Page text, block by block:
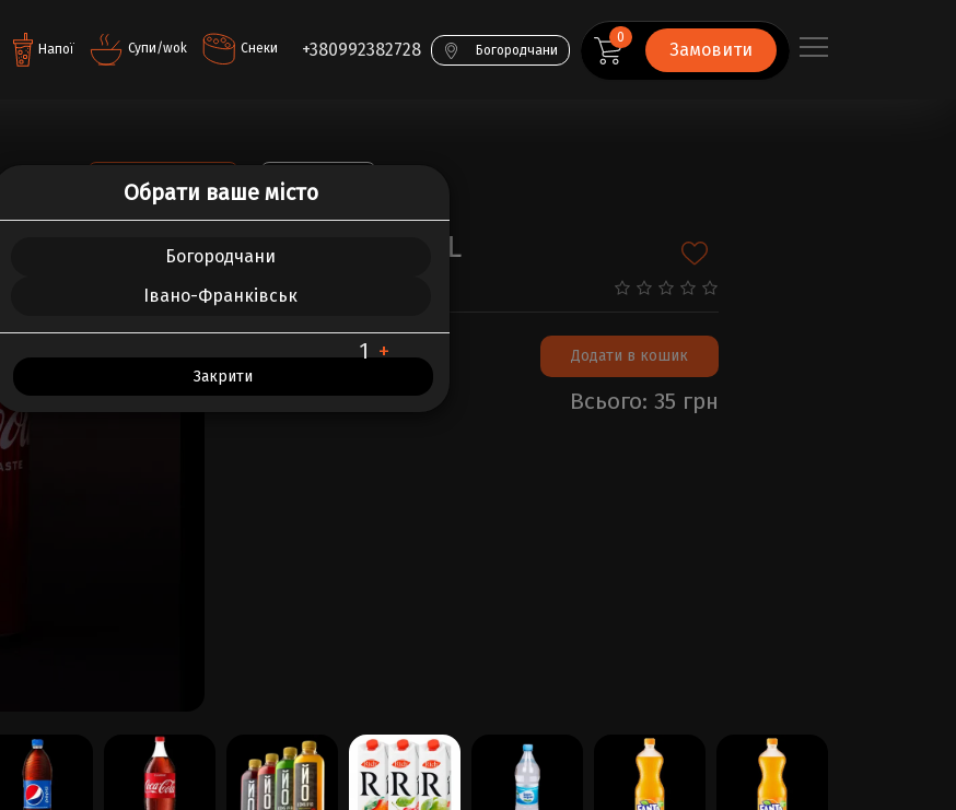
Напої Супи/wok Снеки +380992382728 Богородчани
0
Замовити
Обрати ваше місто
Богородчани
Івано-Франківськ
Закрити
ВСЕ ПРО ТОВАР ВІДГУКИ (0)
Кока кола 0.33L
0.00 г.
- + Додати в кошик
Всього: 35 грн